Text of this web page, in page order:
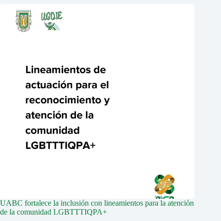
UABC fortalece la inclusión con lineamientos para la atención
de la comunidad LGBTTTIQPA+